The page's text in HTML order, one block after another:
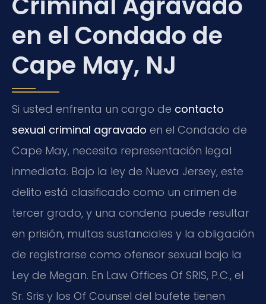
en el Condado de
Cape May, NJ
Si usted enfrenta un cargo de contacto
sexual criminal agravado en el Condado de
Cape May, necesita representación legal
inmediata. Bajo la ley de Nueva Jersey, este
delito está clasificado como un crimen de
tercer grado, y una condena puede resultar
en prisión, multas sustanciales y la obligación
de registrarse como ofensor sexual bajo la
Ley de Megan. En Law Offices Of SRIS, P.C., el
Sr. Sris y los Of Counsel del bufete tienen